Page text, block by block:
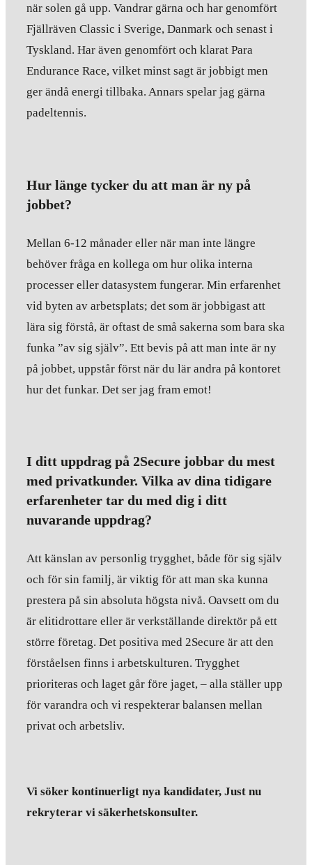
när solen gå upp. Vandrar gärna och har genomfört
Fjällräven Classic i Sverige, Danmark och senast i
Tyskland. Har även genomfört och klarat Para
Endurance Race, vilket minst sagt är jobbigt men
ger ändå energi tillbaka. Annars spelar jag gärna
padeltennis.
Hur länge tycker du att man är ny på
jobbet?
Mellan 6-12 månader eller när man inte längre
behöver fråga en kollega om hur olika interna
processer eller datasystem fungerar. Min erfarenhet
vid byten av arbetsplats; det som är jobbigast att
lära sig förstå, är oftast de små sakerna som bara ska
funka ”av sig själv”. Ett bevis på att man inte är ny
på jobbet, uppstår först när du lär andra på kontoret
hur det funkar. Det ser jag fram emot!
I ditt uppdrag på 2Secure jobbar du mest
med privatkunder. Vilka av dina tidigare
erfarenheter tar du med dig i ditt
nuvarande uppdrag?
Att känslan av personlig trygghet, både för sig själv
och för sin familj, är viktig för att man ska kunna
prestera på sin absoluta högsta nivå. Oavsett om du
är elitidrottare eller är verkställande direktör på ett
större företag. Det positiva med 2Secure är att den
förståelsen finns i arbetskulturen. Trygghet
prioriteras och laget går före jaget, – alla ställer upp
för varandra och vi respekterar balansen mellan
privat och arbetsliv.
Vi söker kontinuerligt nya kandidater, Just nu
rekryterar vi säkerhetskonsulter.